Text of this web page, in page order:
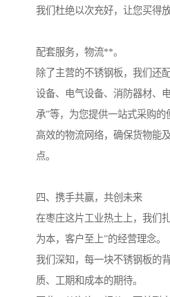
我们杜绝以次充好，让您买得
配套服务，物流**。
除了主营的不锈钢板，我们还
设备、电气设备、消防器材、
承”等，为您提供一站式采购的
高效的物流网络，确保货物能
点。
四、携手共赢，共创未来
在枣庄这片工业热土上，我们
为本，客户至上”的经营理念。
我们深知，每一块不锈钢板的
质、工期和成本的期待。